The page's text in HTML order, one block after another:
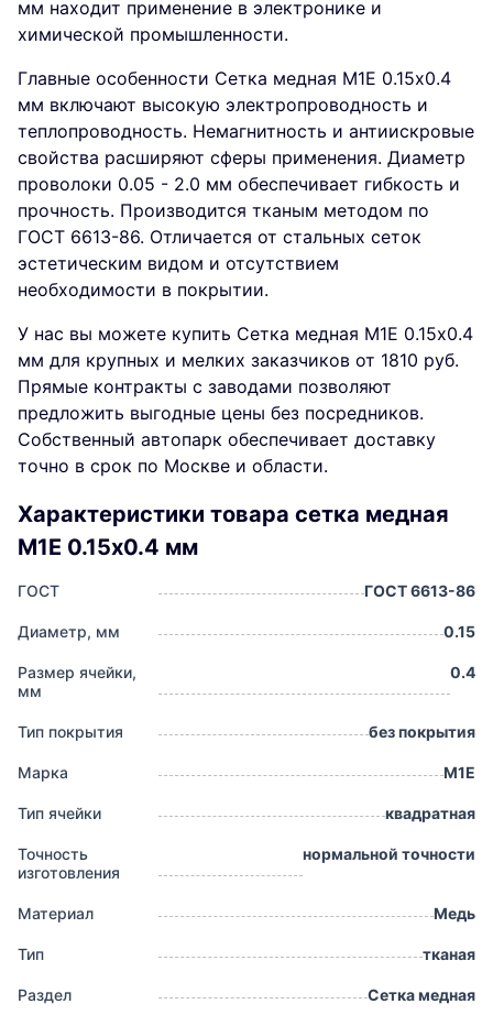
мм находит применение в электронике и
химической промышленности.
Главные особенности Сетка медная М1Е 0.15х0.4
мм включают высокую электропроводность и
теплопроводность. Немагнитность и антиискровые
свойства расширяют сферы применения. Диаметр
проволоки 0.05 - 2.0 мм обеспечивает гибкость и
прочность. Производится тканым методом по
ГОСТ 6613-86. Отличается от стальных сеток
эстетическим видом и отсутствием
необходимости в покрытии.
У нас вы можете купить Сетка медная М1Е 0.15х0.4
мм для крупных и мелких заказчиков от 1810 руб.
Прямые контракты с заводами позволяют
предложить выгодные цены без посредников.
Собственный автопарк обеспечивает доставку
точно в срок по Москве и области.
Характеристики товара сетка медная
М1Е 0.15х0.4 мм
ГОСТ ГОСТ 6613-86
Диаметр, мм 0.15
Размер ячейки,
мм
0.4
Тип покрытия без покрытия
Марка М1Е
Тип ячейки квадратная
Точность
изготовления
нормальной точности
Материал Медь
Тип тканая
Раздел Сетка медная